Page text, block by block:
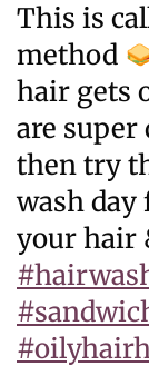
This is
method
hair gets
are
then try
wash
your hair